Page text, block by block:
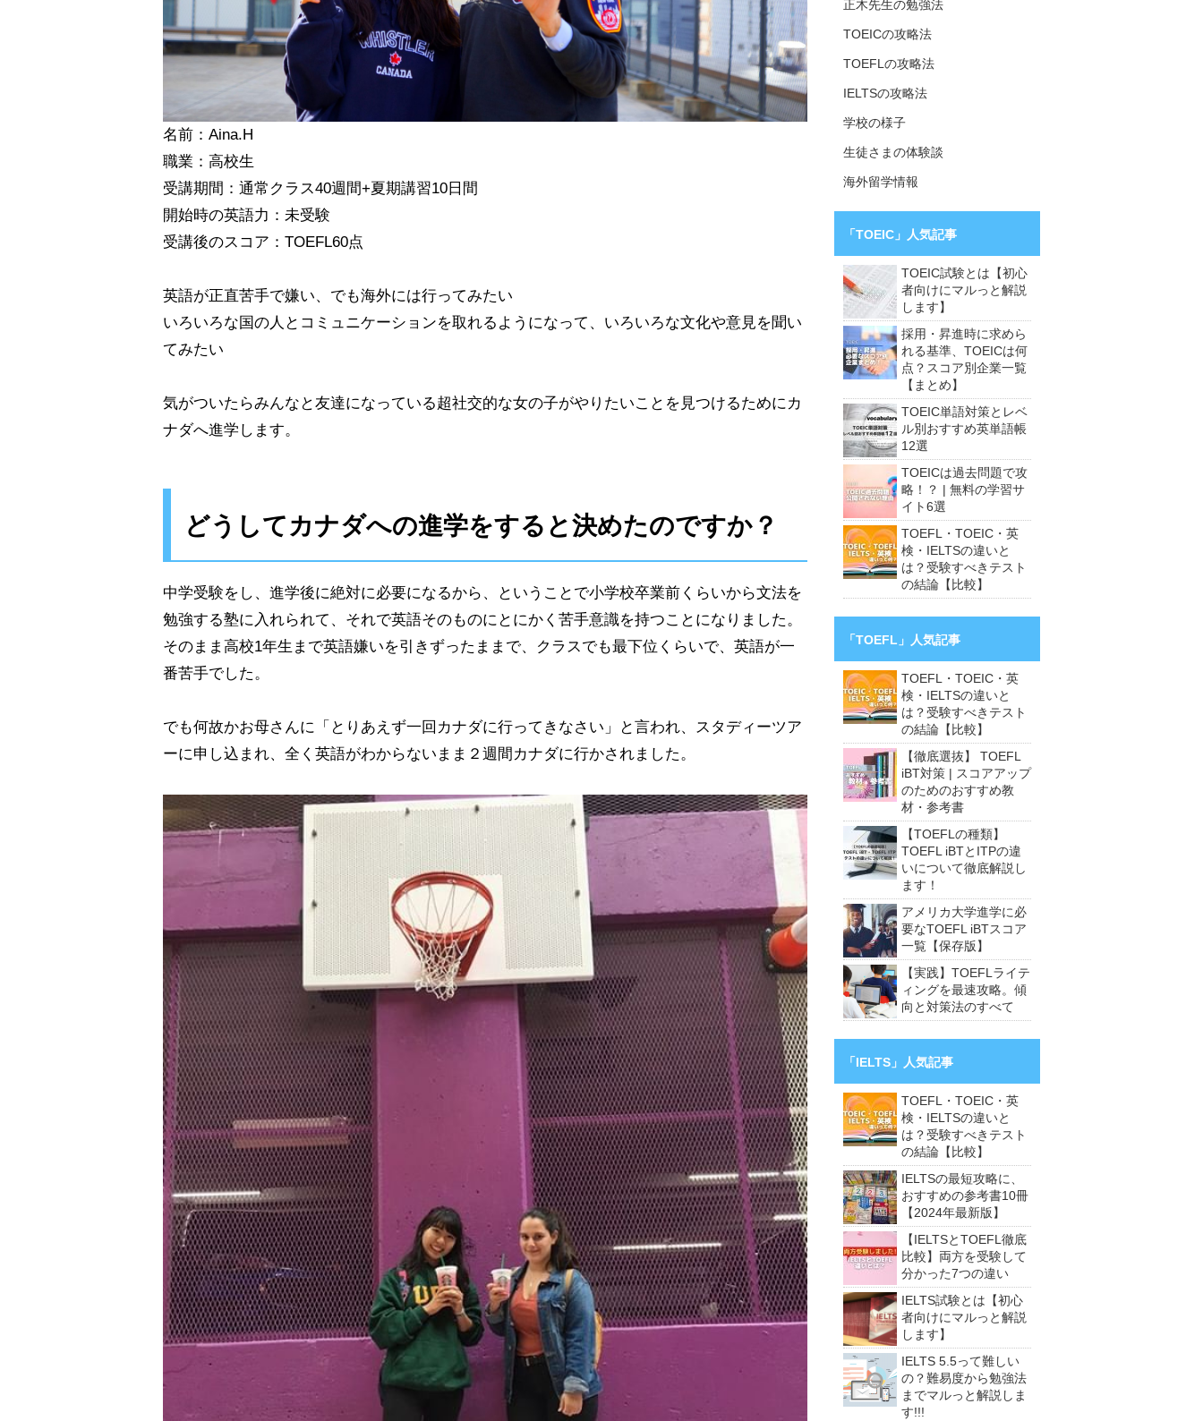
名前：Aina.H
職業：高校生
受講期間：通常クラス40週間+夏期講習10日間
開始時の英語力：未受験
受講後のスコア：TOEFL60点
英語が正直苦手で嫌い、でも海外には行ってみたい
いろいろな国の人とコミュニケーションを取れるようになって、いろいろな文化や意見を聞い
てみたい
気がついたらみんなと友達になっている超社交的な女の子がやりたいことを見つけるためにカ
ナダへ進学します。
どうしてカナダへの進学をすると決めたのですか？
中学受験をし、進学後に絶対に必要になるから、ということで小学校卒業前くらいから文法を
勉強する塾に入れられて、それで英語そのものにとにかく苦手意識を持つことになりました。
そのまま高校1年生まで英語嫌いを引きずったままで、クラスでも最下位くらいで、英語が一
番苦手でした。
でも何故かお母さんに「とりあえず一回カナダに行ってきなさい」と言われ、スタディーツア
ーに申し込まれ、全く英語がわからないまま２週間カナダに行かされました。
正木先生の勉強法
TOEICの攻略法
TOEFLの攻略法
IELTSの攻略法
学校の様子
生徒さまの体験談
海外留学情報
「TOEIC」人気記事
TOEIC試験とは【初心
者向けにマルっと解説
します】
採用・昇進時に求めら
れる基準、TOEICは何
点？スコア別企業一覧
【まとめ】
TOEIC単語対策とレベ
ル別おすすめ英単語帳
12選
TOEICは過去問題で攻
略！？ | 無料の学習サ
イト6選
TOEFL・TOEIC・英
検・IELTSの違いと
は？受験すべきテスト
の結論【比較】
「TOEFL」人気記事
TOEFL・TOEIC・英
検・IELTSの違いと
は？受験すべきテスト
の結論【比較】
【徹底選抜】 TOEFL
iBT対策 | スコアアップ
のためのおすすめ教
材・参考書
【TOEFLの種類】
TOEFL iBTとITPの違
いについて徹底解説し
ます！
アメリカ大学進学に必
要なTOEFL iBTスコア
一覧【保存版】
【実践】TOEFLライテ
ィングを最速攻略。傾
向と対策法のすべて
「IELTS」人気記事
TOEFL・TOEIC・英
検・IELTSの違いと
は？受験すべきテスト
の結論【比較】
IELTSの最短攻略に、
おすすめの参考書10冊
【2024年最新版】
【IELTSとTOEFL徹底
比較】両方を受験して
分かった7つの違い
IELTS試験とは【初心
者向けにマルっと解説
します】
IELTS 5.5って難しい
の？難易度から勉強法
までマルっと解説しま
す!!!